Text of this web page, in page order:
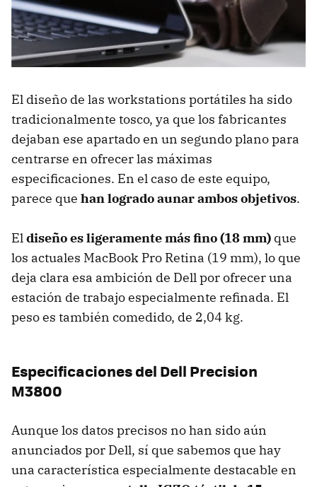
El diseño de las workstations portátiles ha sido
tradicionalmente tosco, ya que los fabricantes
dejaban ese apartado en un segundo plano para
centrarse en ofrecer las máximas
especificaciones. En el caso de este equipo,
parece que han logrado aunar ambos objetivos.
Eldiseño es ligeramente más fino (18 mm) que
los actuales MacBook Pro Retina (19 mm), lo que
deja clara esa ambición de Dell por ofrecer una
estación de trabajo especialmente refinada. El
peso es también comedido, de 2,04 kg.
Especificaciones del Dell Precision
M3800
Aunque los datos precisos no han sido aún
anunciados por Dell, sí que sabemos que hay
una característica especialmente destacable en